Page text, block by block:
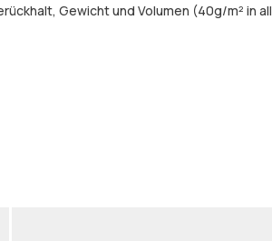
Gewicht und Volumen (40g/m² in